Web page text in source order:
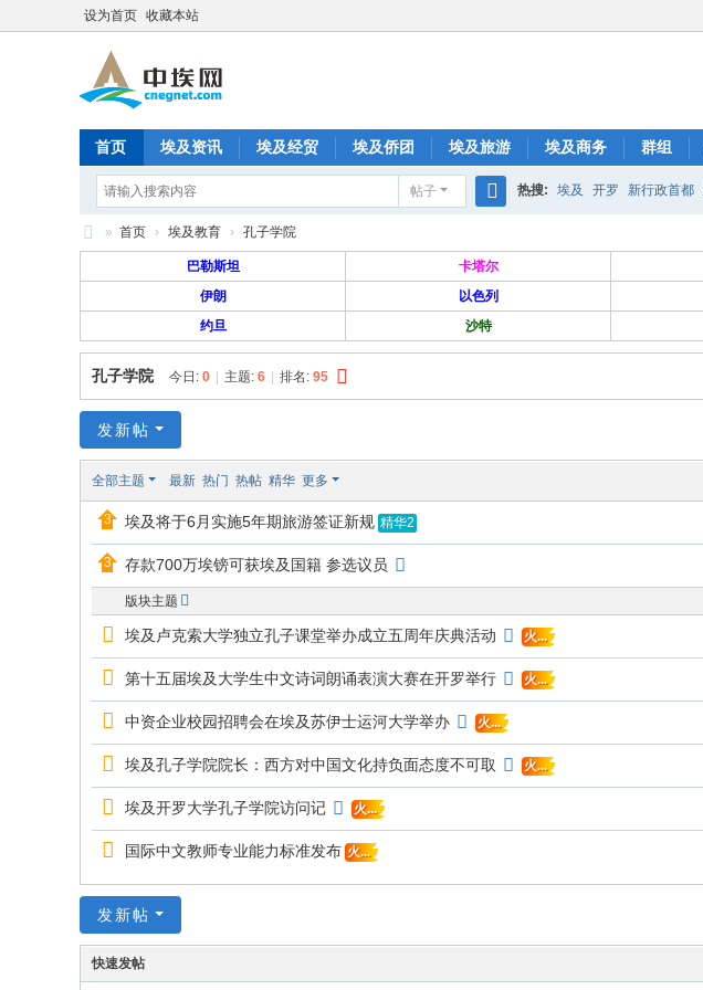
设为首页 收藏本站
首页 埃及资讯 埃及经贸 埃及侨团 埃及旅游 埃及商务 群组
帖子
索
热搜: 埃及 开罗 新行政首都
华
人
络
家
» 首页 › 埃及教育 › 孔子学院
巴勒斯坦 卡塔尔
伊朗
以色列
约旦
沙特
孔子学院 今日: 0 主题: 6 排名: 95
发新帖
全部主题 最新 热门 热帖 精华 更多
埃及将于6月实施5年期旅游签证新规 精华2
存款700万埃镑可获埃及国籍 参选议员
版块主题
埃及卢克索大学独立孔子课堂举办成立五周年庆典活动 火...
第十五届埃及大学生中文诗词朗诵表演大赛在开罗举行 火...
中资企业校园招聘会在埃及苏伊士运河大学举办 火...
埃及孔子学院院长：西方对中国文化持负面态度不可取 火...
埃及开罗大学孔子学院访问记 火...
国际中文教师专业能力标准发布 火...
发新帖
快速发帖